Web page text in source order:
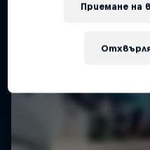
Приемане на